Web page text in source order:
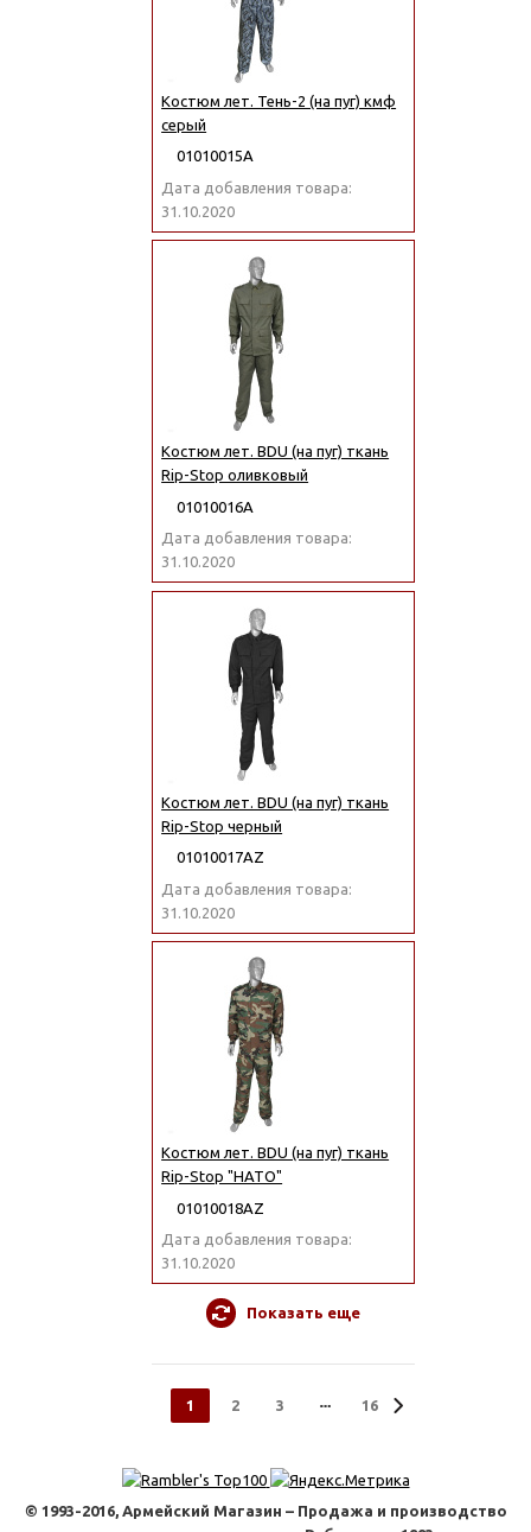
Костюм лет. Тень-2 (на пуг) кмф
серый
01010015А
Дата добавления товара:
31.10.2020
Костюм лет. BDU (на пуг) ткань
Rip-Stop оливковый
01010016А
Дата добавления товара:
31.10.2020
Костюм лет. BDU (на пуг) ткань
Rip-Stop черный
01010017АZ
Дата добавления товара:
31.10.2020
Костюм лет. BDU (на пуг) ткань
Rip-Stop "НАТО"
01010018АZ
Дата добавления товара:
31.10.2020
Показать еще
1 2 3 16
© 1993-2016, Армейский Магазин – Продажа и производство